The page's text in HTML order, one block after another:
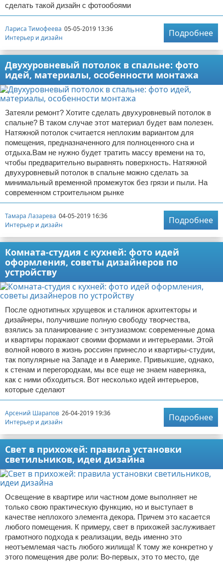
сделать такой дизайн с фотообоями
Лариса Тимофеева 05-05-2019 13:36
Интерьер и дизайн
Подробнее
Двухуровневый потолок в спальне: фото
идей, материалы, особенности монтажа
Затеяли ремонт? Хотите сделать двухуровневый потолок в
спальне? В таком случае этот материал будет вам полезен.
Натяжной потолок считается неплохим вариантом для
помещения, предназначенного для полноценного сна и
отдыха.Вам не нужно будет тратить массу времени на то,
чтобы предварительно выравнять поверхность. Натяжной
двухуровневый потолок в спальне можно сделать за
минимальный временной промежуток без грязи и пыли. На
современном строительном рынке
Тамара Лазарева 04-05-2019 16:36
Интерьер и дизайн
Подробнее
Комната-студия с кухней: фото идей
оформления, советы дизайнеров по
устройству
После однотипных хрущевок и сталинок архитекторы и
дизайнеры, получившие полную свободу творчества,
взялись за планирование с энтузиазмом: современные дома
и квартиры поражают своими формами и интерьерами. Этой
волной нового в жизнь россиян принесло и квартиры-студии,
так популярные на Западе и в Америке. Привыкшие, однако,
к стенам и перегородкам, мы все еще не знаем наверняка,
как с ними обходиться. Вот несколько идей интерьеров,
которые сделают
Арсений Шарапов 26-04-2019 19:36
Интерьер и дизайн
Подробнее
Свет в прихожей: правила установки
светильников, идеи дизайна
Освещение в квартире или частном доме выполняет не
только свою практическую функцию, но и выступает в
качестве неплохого элемента декора. Причем это касается
любого помещения. К примеру, свет в прихожей заслуживает
грамотного подхода к реализации, ведь именно это
неотъемлемая часть любого жилища! К тому же конкретно у
этого помещения две роли: Во-первых, это то место, где